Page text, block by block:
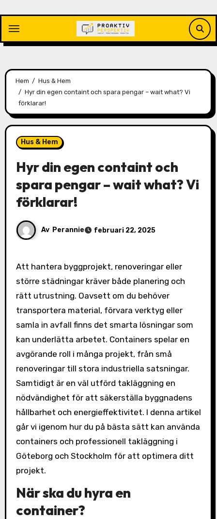
innehåll
Hem
Hus & Hem
Hyr din egen containt och spara pengar – wait what? Vi
förklarar!
Hus & Hem
Hyr din egen containt och
spara pengar – wait what? Vi
förklarar!
Av Perannie februari 22, 2025
Att hantera byggprojekt, renoveringar eller
större städningar kräver både planering och
rätt utrustning. Oavsett om du behöver
transportera material, förvara verktyg eller
samla in avfall finns det smarta lösningar som
kan underlätta arbetet. Containers spelar en
avgörande roll i många projekt, från små
renoveringar till stora industriella satsningar.
Samtidigt är en väl utförd takläggning en
nödvändighet för att säkerställa byggnadens
hållbarhet och energieffektivitet. I denna artikel
går vi igenom hur du på bästa sätt kan använda
containers och professionell takläggning i
Göteborg och Stockholm för att optimera ditt
projekt.
När ska du hyra en
container?